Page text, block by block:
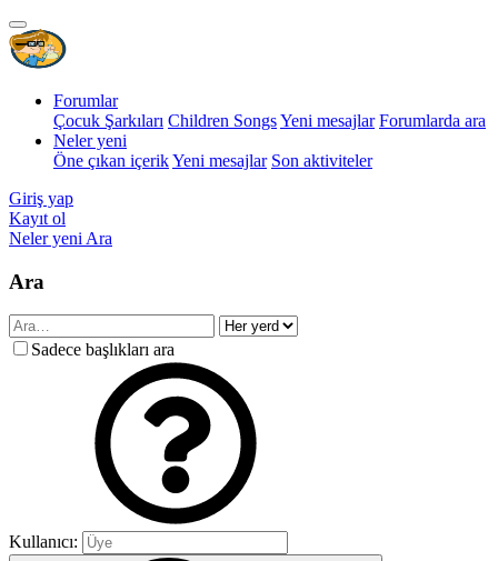
Forumlar
Çocuk Şarkıları Children SongsYeni mesajlar Forumlarda ara
Neler yeni
Öne çıkan içerikYeni mesajlar Son aktiviteler
Giriş yap
Kayıt ol
Neler yeni Ara
Ara
Sadece başlıkları ara
Kullanıcı: